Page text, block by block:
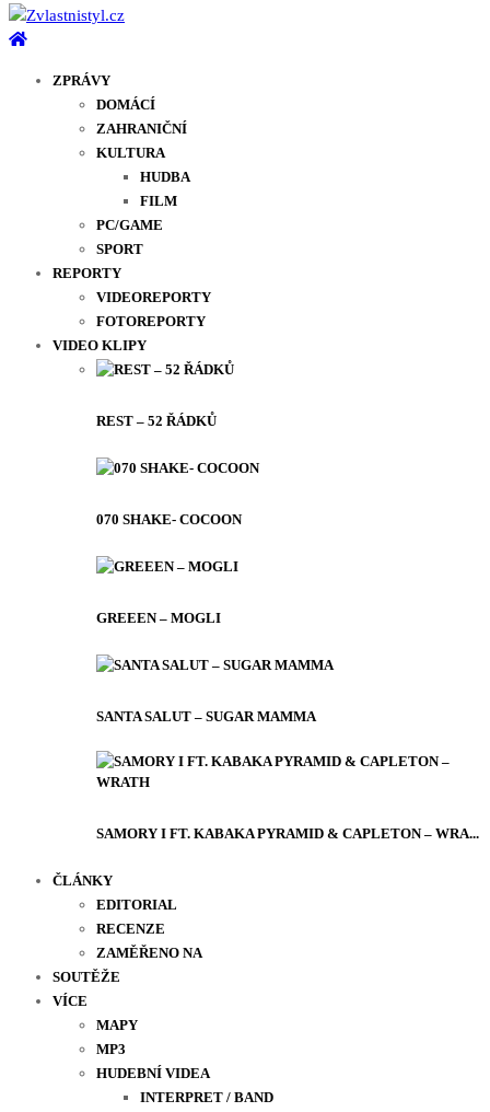
ZPRÁVY
DOMÁCÍ
ZAHRANIČNÍ
KULTURA
HUDBA
FILM
PC/GAME
SPORT
REPORTY
VIDEOREPORTY
FOTOREPORTY
VIDEO KLIPY
REST – 52 ŘÁDKŮ
070 SHAKE- COCOON
GREEEN – MOGLI
SANTA SALUT – SUGAR MAMMA
SAMORY I FT. KABAKA PYRAMID & CAPLETON – WRA...
ČLÁNKY
EDITORIAL
RECENZE
ZAMĚŘENO NA
SOUTĚŽE
VÍCE
MAPY
MP3
HUDEBNÍ VIDEA
INTERPRET / BAND